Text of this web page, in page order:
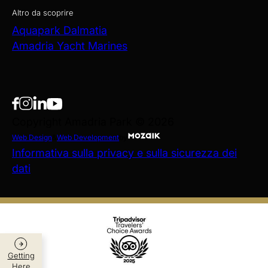
Getting
Here
Altro da scoprire
Aquapark Dalmatia
Amadria Yacht Marines
Web Design Web Development
Informativa sulla privacy e sulla sicurezza dei
dati